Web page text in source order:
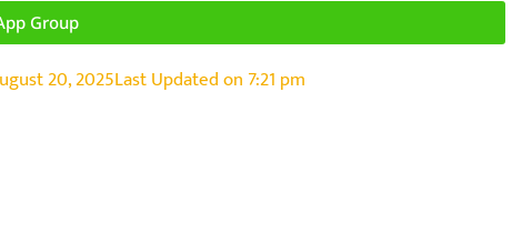
Group
20, 2025Last Updated on 7:21 pm